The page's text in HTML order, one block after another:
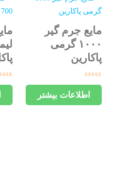
مایع جرم گیر
۱۰۰۰ گرمی
پاکارین
امتیاز
5
اطلاعات بیشتر
5